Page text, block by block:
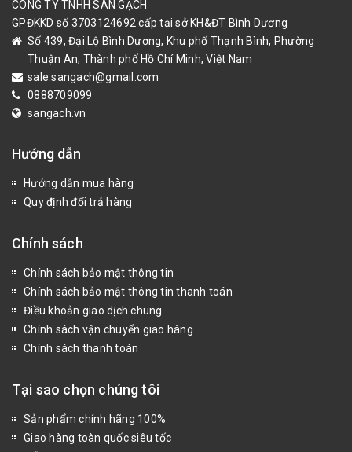
CÔNG TY TNHH SÀN GẠCH
GPĐKKD số 3703124692 cấp tại sở KH&ĐT Bình Dương
Số 439, Đại Lộ Bình Dương, Khu phố Thạnh Bình, Phường
Thuận An, Thành phố Hồ Chí Minh, Việt Nam
sale.sangach@gmail.com
0888709099
sangach.vn
Hướng dẫn
Hướng dẫn mua hàng
Quy định đổi trả hàng
Chính sách
Chính sách bảo mật thông tin
Chính sách bảo mật thông tin thanh toán
Điều khoản giao dịch chung
Chính sách vận chuyển giao hàng
Chính sách thanh toán
Tại sao chọn chúng tôi
Sản phẩm chính hãng 100%
Giao hàng toàn quốc siêu tốc